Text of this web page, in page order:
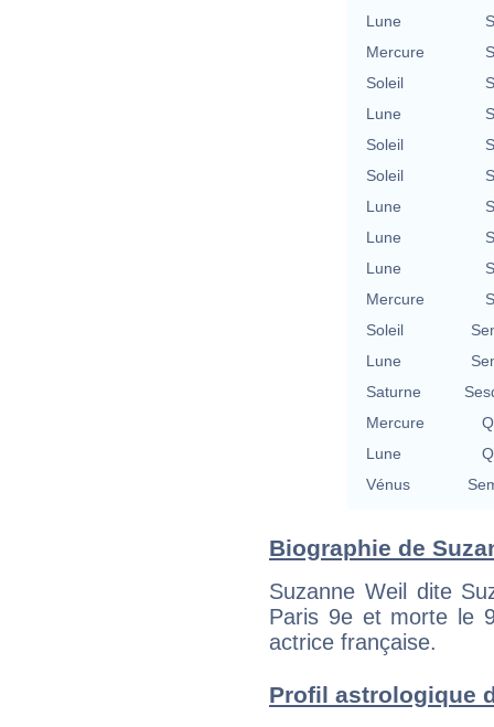
Lune
Mercure
Soleil
Lune
Soleil
Soleil
Lune
Lune
Lune
Mercure
Soleil
Lune
Saturne
Mercure
Lune
Vénus
Biographie de
Suzanne Weil dite
Paris 9e et morte le
actrice française.
Profil astrologique